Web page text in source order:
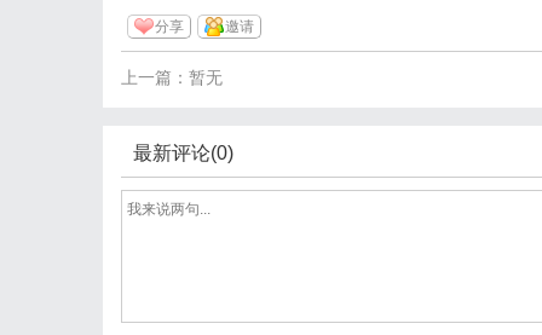
分享 邀请
上一篇：暂无
最新评论(0)